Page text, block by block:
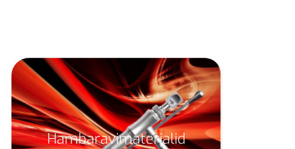
Hambaravimaterjalid